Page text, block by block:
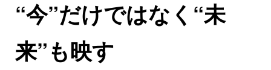
“今”だけではなく“未
来”も映す